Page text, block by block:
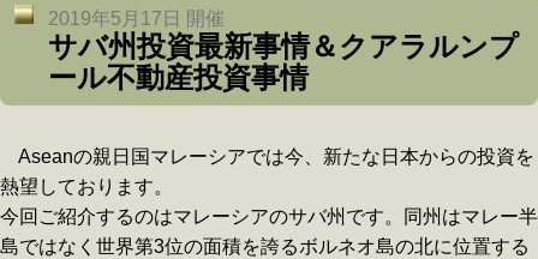
2019年5月17日 開催
サバ州投資最新事情＆クアラルンプ
ール不動産投資事情
Aseanの親日国マレーシアでは今、新たな日本からの投資を
熱望しております。
今回ご紹介するのはマレーシアのサバ州です。同州はマレー半
島ではなく世界第3位の面積を誇るボルネオ島の北に位置する